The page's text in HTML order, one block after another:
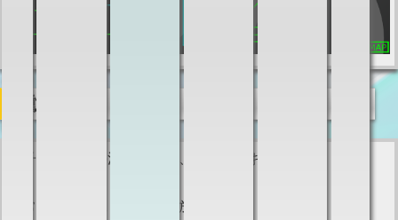
活動日時
電子計算機部の活動日時は、以下のとおりです。
平常時：月・水・金曜日の放課後